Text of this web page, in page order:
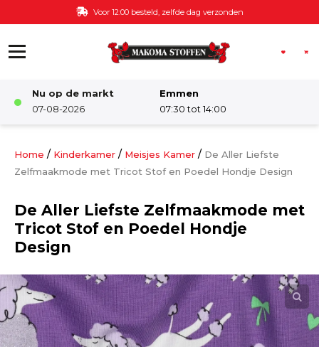
Ga naar de inhoud Voor 12:00 besteld, zelfde dag verzonden
Nu op de markt
07-08-2026
Emmen
07:30 tot 14:00
Damesstoffen
Kinderstoffen
Kinderkamer
Katoen
Home / Kinderkamer / Meisjes Kamer / De Aller Liefste
Zelfmaakmode met Tricot Stof en Poedel Hondje Design
De Aller Liefste Zelfmaakmode met
Tricot Stof en Poedel Hondje
Design